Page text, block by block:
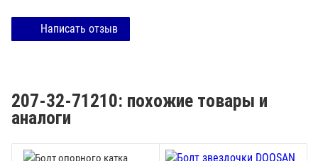
Написать отзыв
207-32-71210: похожие товары и
аналоги